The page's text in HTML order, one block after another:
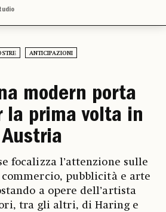
ANTICIPAZIONI
modern porta
la prima volta in
Austria
focalizza l’attenzione sulle
pubblicità e arte
a opere dell’artista
tra gli altri, di Haring e